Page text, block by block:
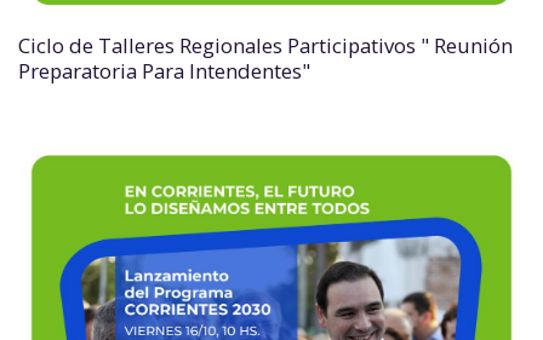
Ciclo de Talleres Regionales Participativos " Reunión
Preparatoria Para Intendentes"